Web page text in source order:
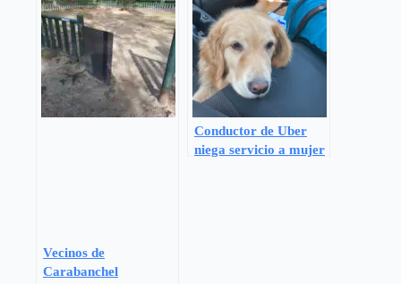
Vecinos de
Carabanchel
Conductor de Uber
niega servicio a mujer